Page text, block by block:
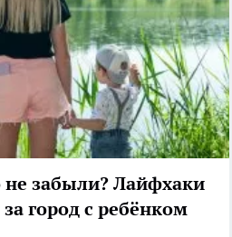
забыли? Лайфхаки
город с ребёнком